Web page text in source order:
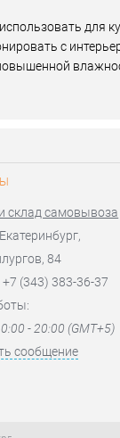
для
с
склад самовывоза
84
(343) 383-36-37
- 20:00 (GMT+5)
сообщение